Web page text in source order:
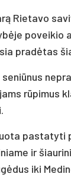
Rietavo
poveikio
pradėtas
seniūnus
rūpimus
pastatyti
ir
iki